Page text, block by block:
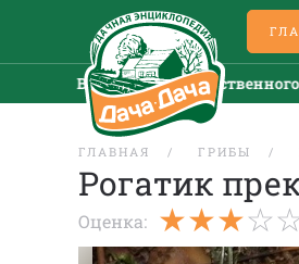
Все новости искусственного
ГЛАВНАЯ ГРИБЫ
Рогатик
Оценка: